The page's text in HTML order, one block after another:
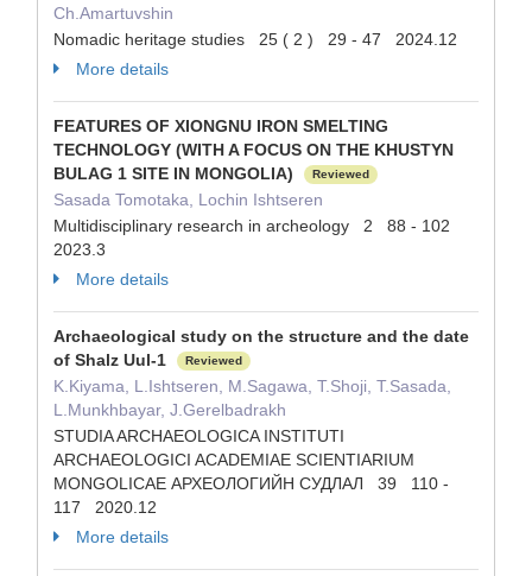
Ch.Amartuvshin
Nomadic heritage studies 25 ( 2 ) 29 - 47 2024.12
More details
FEATURES OF XIONGNU IRON SMELTING
TECHNOLOGY (WITH A FOCUS ON THE KHUSTYN
BULAG 1 SITE IN MONGOLIA)
Reviewed
Sasada Tomotaka, Lochin Ishtseren
Multidisciplinary research in archeology 2 88 - 102
2023.3
More details
Archaeological study on the structure and the date
of Shalz Uul-1
Reviewed
K.Kiyama, L.Ishtseren, M.Sagawa, T.Shoji, T.Sasada,
L.Munkhbayar, J.Gerelbadrakh
STUDIA ARCHAEOLOGICA INSTITUTI
ARCHAEOLOGICI ACADEMIAE SCIENTIARIUM
MONGOLICAE АРХЕОЛОГИЙН СУДЛАЛ 39 110 -
117 2020.12
More details